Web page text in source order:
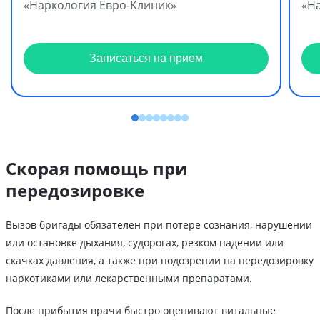
«Наркология Евро-Клиник»
Записаться на прием
Скорая помощь при
передозировке
Вызов бригады обязателен при потере сознания, нарушении
или остановке дыхания, судорогах, резком падении или
скачках давления, а также при подозрении на передозировку
наркотиками или лекарственными препаратами.
После прибытия врачи быстро оценивают витальные